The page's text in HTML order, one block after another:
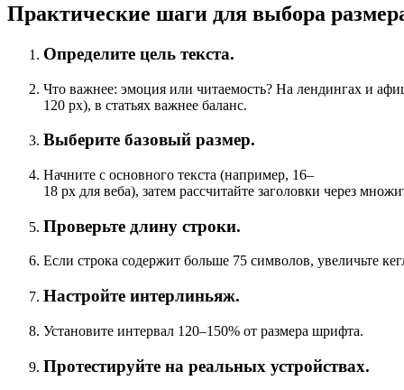
Практические шаги для выбора
Определите цель текста.
Что важнее: эмоция или читаемость? На лендингах и
120 px), в статьях важнее баланс.
Выберите базовый размер.
Начните с основного текста (например, 16–
18 px для веба), затем рассчитайте заголовки через
Проверьте длину строки.
Если строка содержит больше 75 символов, увеличьте
Настройте интерлиньяж.
Установите интервал 120–150% от размера шрифта.
Протестируйте на реальных устройствах.